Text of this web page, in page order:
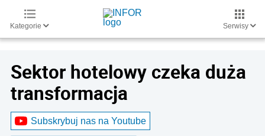
Kategorie Serwisy
Sektor hotelowy czeka duża
transformacja
Subskrybuj nas na Youtube